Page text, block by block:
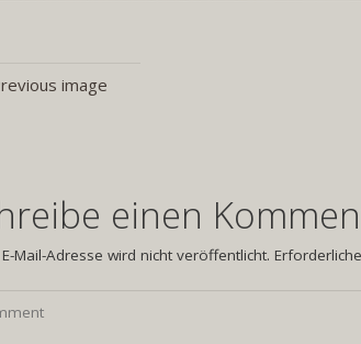
image
einen
Mail-Adresse wird nicht veröffentlicht.